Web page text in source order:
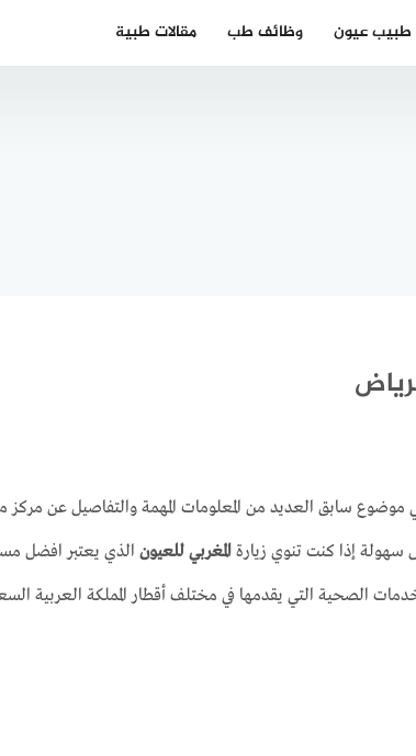
طبيب عيون وظائف طب مقالات طبية
سابق العديد من المعلومات المهمة والتفاصيل عن مركز
سهولة إذا كنت تنوي زيارة المغربي للعيون الذي يعتبر افضل
الصحية التي يقدمها في مختلف أقطار المملكة العربية